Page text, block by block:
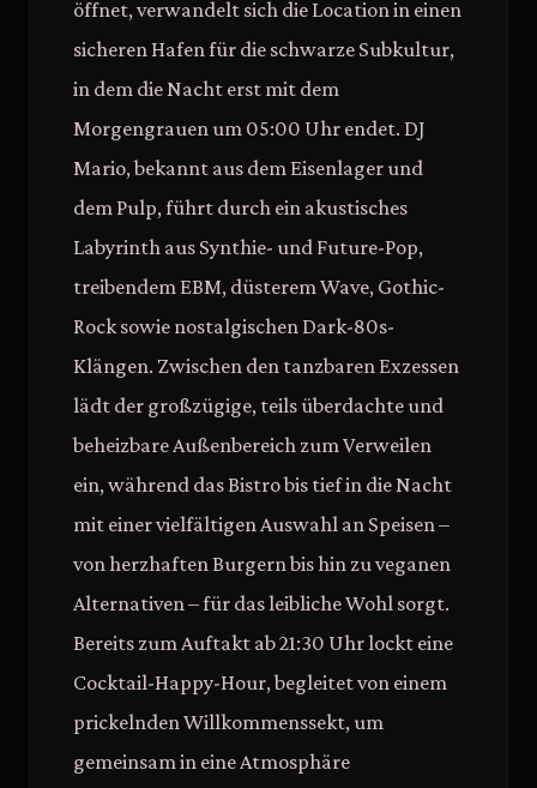
öffnet, verwandelt sich die Location in einen
sicheren Hafen für die schwarze Subkultur,
in dem die Nacht erst mit dem
Morgengrauen um 05:00 Uhr endet. DJ
Mario, bekannt aus dem Eisenlager und
dem Pulp, führt durch ein akustisches
Labyrinth aus Synthie- und Future-Pop,
treibendem EBM, düsterem Wave, Gothic-
Rock sowie nostalgischen Dark-80s-
Klängen. Zwischen den tanzbaren Exzessen
lädt der großzügige, teils überdachte und
beheizbare Außenbereich zum Verweilen
ein, während das Bistro bis tief in die Nacht
mit einer vielfältigen Auswahl an Speisen –
von herzhaften Burgern bis hin zu veganen
Alternativen – für das leibliche Wohl sorgt.
Bereits zum Auftakt ab 21:30 Uhr lockt eine
Cocktail-Happy-Hour, begleitet von einem
prickelnden Willkommenssekt, um
gemeinsam in eine Atmosphäre